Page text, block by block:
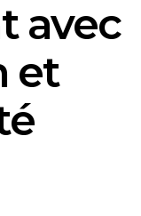
avec
et